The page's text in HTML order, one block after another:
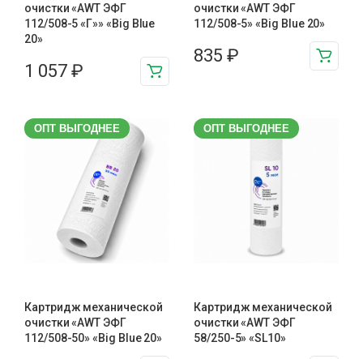
очистки «AWT ЭФГ
112/508-5 «Г»» «Big Blue
20»
1 057 ₽
очистки «AWT ЭФГ
112/508-5» «Big Blue 20»
835 ₽
ОПТ ВЫГОДНЕЕ
Картридж механической
очистки «AWT ЭФГ
112/508-50» «Big Blue 20»
ОПТ ВЫГОДНЕЕ
Картридж механической
очистки «AWT ЭФГ
58/250-5» «SL10»